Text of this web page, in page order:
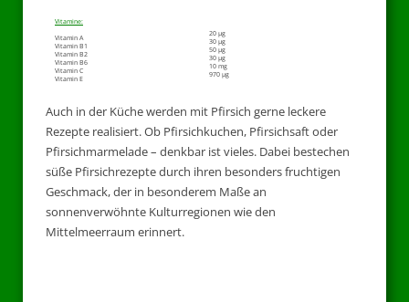
Vitamine:
Vitamin A
Vitamin B1
Vitamin B2
Vitamin B6
Vitamin C
Vitamin E
20 µg
30 µg
50 µg
30 µg
10 mg
970 µg
Auch in der Küche werden mit Pfirsich gerne leckere
Rezepte realisiert. Ob Pfirsichkuchen, Pfirsichsaft oder
Pfirsichmarmelade – denkbar ist vieles. Dabei bestechen
süße Pfirsichrezepte durch ihren besonders fruchtigen
Geschmack, der in besonderem Maße an
sonnenverwöhnte Kulturregionen wie den
Mittelmeerraum erinnert.